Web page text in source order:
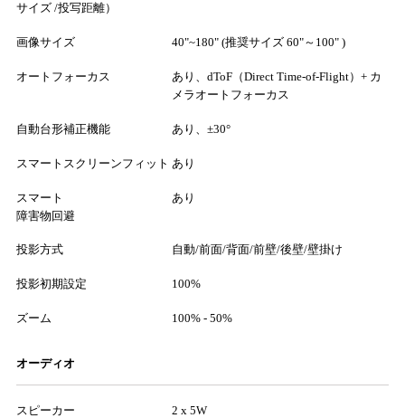
サイズ /投写距離）
画像サイズ 40"~180" (推奨サイズ 60"～100" )
オートフォーカス
あり、dToF（Direct Time-of-Flight）+ カ
メラオートフォーカス
自動台形補正機能 あり、±30°
スマートスクリーンフィット あり
スマート
障害物回避
あり
投影方式 自動/前面/背面/前壁/後壁/壁掛け
投影初期設定 100%
ズーム 100% - 50%
オーディオ
スピーカー 2 x 5W